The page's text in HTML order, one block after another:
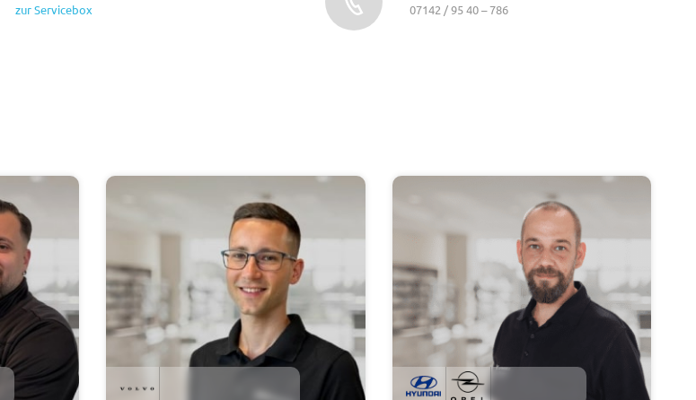
zur Servicebox 07142 / 95 40 – 786